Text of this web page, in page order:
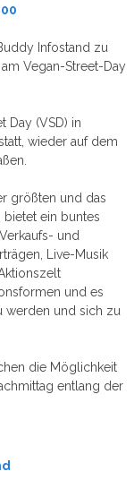
Infostand zu
Vegan-Street-Day
Day (VSD) in
wieder auf dem
größten und das
bietet ein buntes
und
Live-Musik
und es
werden und sich zu
die Möglichkeit
entlang der